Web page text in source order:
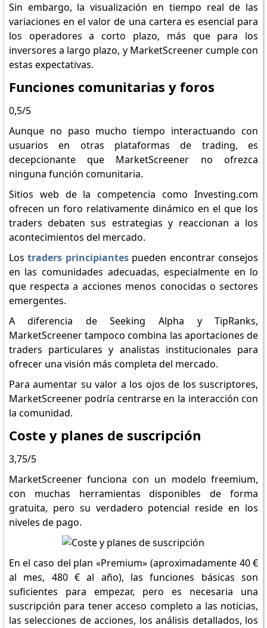
Sin embargo, la visualización en tiempo real de las
variaciones en el valor de una cartera es esencial para
los operadores a corto plazo, más que para los
inversores a largo plazo, y MarketScreener cumple con
estas expectativas.
Funciones comunitarias y foros
0,5/5
Aunque no paso mucho tiempo interactuando con
usuarios en otras plataformas de trading, es
decepcionante que MarketScreener no ofrezca
ninguna función comunitaria.
Sitios web de la competencia como Investing.com
ofrecen un foro relativamente dinámico en el que los
traders debaten sus estrategias y reaccionan a los
acontecimientos del mercado.
Lostraders principiantespueden encontrar consejos
en las comunidades adecuadas, especialmente en lo
que respecta a acciones menos conocidas o sectores
emergentes.
A diferencia de Seeking Alpha y TipRanks,
MarketScreener tampoco combina las aportaciones de
traders particulares y analistas institucionales para
ofrecer una visión más completa del mercado.
Para aumentar su valor a los ojos de los suscriptores,
MarketScreener podría centrarse en la interacción con
la comunidad.
Coste y planes de suscripción
3,75/5
MarketScreener funciona con un modelo freemium,
con muchas herramientas disponibles de forma
gratuita, pero su verdadero potencial reside en los
niveles de pago.
En el caso del plan «Premium» (aproximadamente 40 €
al mes, 480 € al año), las funciones básicas son
suficientes para empezar, pero es necesaria una
suscripción para tener acceso completo a las noticias,
las selecciones de acciones, los análisis detallados, los